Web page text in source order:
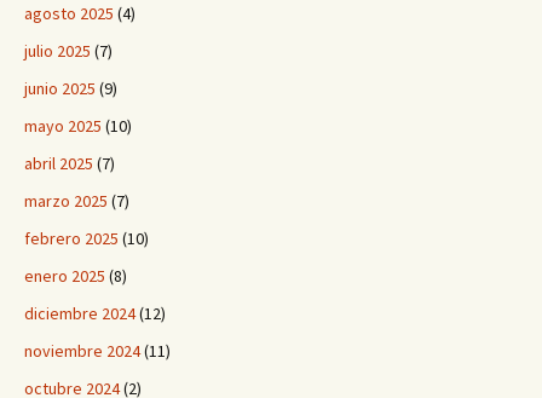
agosto 2025 (4)
julio 2025 (7)
junio 2025 (9)
mayo 2025 (10)
abril 2025 (7)
marzo 2025 (7)
febrero 2025 (10)
enero 2025 (8)
diciembre 2024(12)
noviembre 2024(11)
octubre 2024(2)